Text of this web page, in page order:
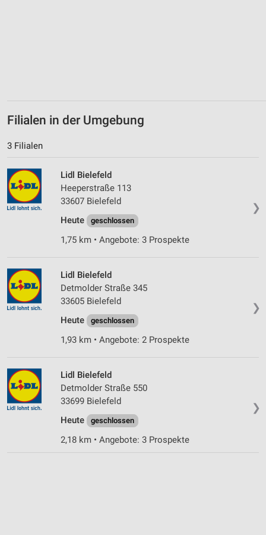
Filialen in der Umgebung
3 Filialen
❯
Lidl Bielefeld
Heeperstraße 113
33607 Bielefeld
Heute
geschlossen
1,75 km • Angebote: 3 Prospekte
❯
Lidl Bielefeld
Detmolder Straße 345
33605 Bielefeld
Heute
geschlossen
1,93 km • Angebote: 2 Prospekte
❯
Lidl Bielefeld
Detmolder Straße 550
33699 Bielefeld
Heute
geschlossen
2,18 km • Angebote: 3 Prospekte
Werbung